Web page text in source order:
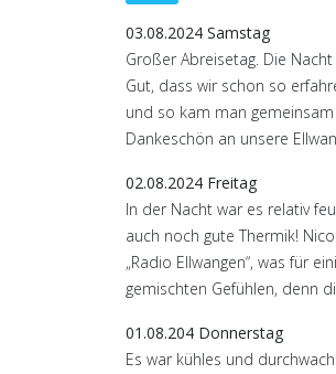
03.08.2024 Samstag
Großer Abreisetag. Die
Gut, dass wir schon so
und so kam man
Dankeschön an unsere
02.08.2024 Freitag
In der Nacht war es relativ
auch noch gute Thermik!
„Radio Ellwangen“, was für
gemischten Gefühlen, denn
01.08.204 Donnerstag
Es war kühles und